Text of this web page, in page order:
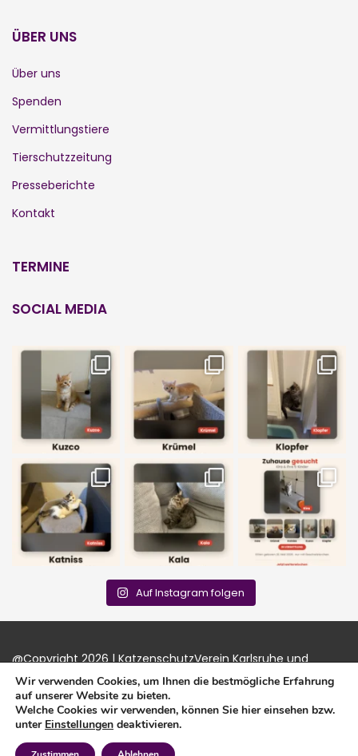
ÜBER UNS
Über uns
Spenden
Vermittlungstiere
Tierschutzzeitung
Presseberichte
Kontakt
TERMINE
SOCIAL MEDIA
Auf Instagram folgen
@Copyright 2026 | KatzenschutzVerein Karlsruhe und
Umgebung e.V. |Impressum|Datenschutz|Login
Wir verwenden Cookies, um Ihnen die bestmögliche Erfahrung
auf unserer Website zu bieten.
Welche Cookies wir verwenden, können Sie hier einsehen bzw.
unter Einstellungen deaktivieren.